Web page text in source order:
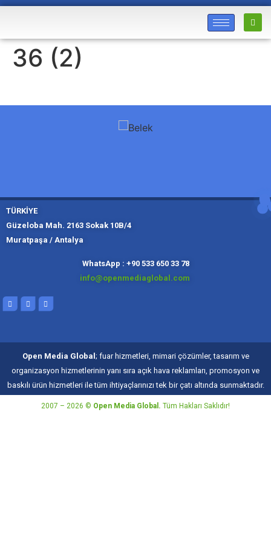
36 (2)
TÜRKİYE
Güzeloba Mah. 2163 Sokak 10B/4
Muratpaşa / Antalya
WhatsApp : +90 533 650 33 78
info@openmediaglobal.com
Open Media Global ; fuar hizmetleri, mimari çözümler, tasarım ve
organizasyon hizmetlerinin yanı sıra açık hava reklamları, promosyon ve
baskılı ürün hizmetleri ile tüm ihtiyaçlarınızı tek bir çatı altında sunmaktadır.
2007 – 2026 © Open Media Global. Tüm Hakları Saklıdır!